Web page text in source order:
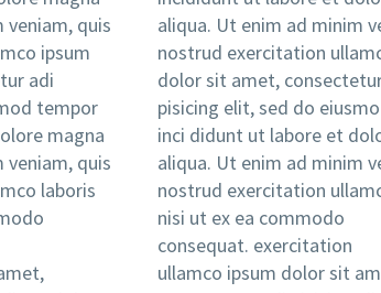
veniam, quis
ipsum
adi
tempor
magna
veniam, quis
laboris
aliqua. Ut enim ad minim
nostrud exercitation
dolor sit amet,
pisicing elit, sed do
inci didunt ut labore et
aliqua. Ut enim ad minim
nostrud exercitation
nisi ut ex ea commodo
consequat. exercitation
ullamco ipsum dolor sit